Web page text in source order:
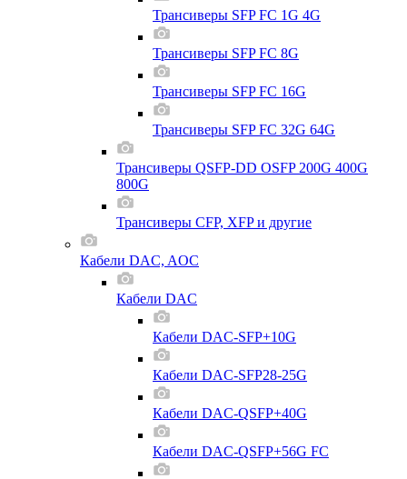
Трансиверы SFP FC 1G 4G
Трансиверы SFP FC 8G
Трансиверы SFP FC 16G
Трансиверы SFP FC 32G 64G
Трансиверы QSFP-DD OSFP 200G 400G
800G
Трансиверы CFP, XFP и другие
Кабели DAC, AOC
Кабели DAC
Кабели DAC-SFP+10G
Кабели DAC-SFP28-25G
Кабели DAC-QSFP+40G
Кабели DAC-QSFP+56G FC